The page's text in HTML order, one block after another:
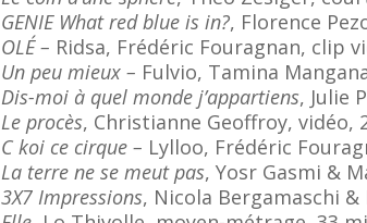
GENIE What red blue is in?, Florence
OLÉ – Ridsa, Frédéric Fouragnan, clip
Un peu mieux – Fulvio, Tamina
Dis-moi à quel monde j’appartiens, Julie
Le procès, Christianne Geoffroy, vidéo,
C koi ce cirque – Lylloo, Frédéric
La terre ne se meut pas, Yosr Gasmi &
3X7 Impressions, Nicola Bergamaschi